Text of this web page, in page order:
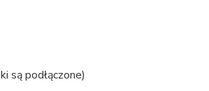
są podłączone)